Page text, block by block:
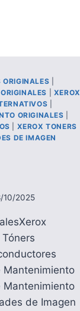
ORIGINALES
XEROX
ORIGINALES
XEROX TONERS
DE IMAGEN
10/2025
Mantenimiento
Mantenimiento
de Imagen